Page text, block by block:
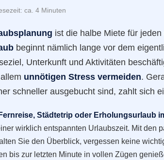
ca. 4 Minuten
ist die halbe Miete für
beginnt nämlich lange vor dem
Unterkunft und Aktivitäten
unnötigen Stress vermeiden.
schneller ausgebucht sind, zahlt sich
Fernreise, Städtetrip oder Erholungsurlaub
wirklich entspannten Urlaubszeit. Mit den
Sie den Überblick, vergessen keine
bis zur letzten Minute in vollen Zügen